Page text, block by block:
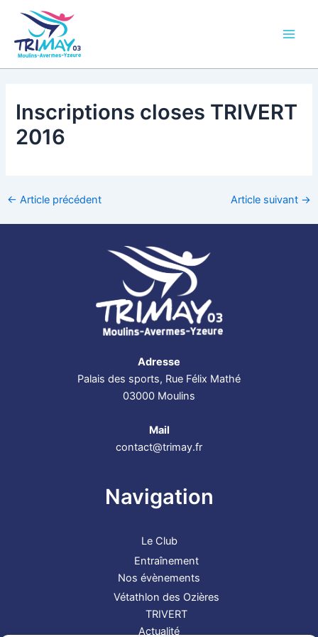
contenu
Inscriptions closes TRIVERT
2016
← Article précédent Article suivant →
Adresse
Palais des sports, Rue Félix Mathé
03000 Moulins
Mail
contact@trimay.fr
Navigation
Le Club
Entraînement
Nos évènements
Vétathlon des Ozières
TRIVERT
Actualité